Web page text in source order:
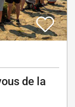
de la